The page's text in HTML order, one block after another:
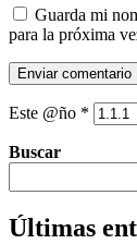
Guarda mi
para la próxima
Este @ño *
Buscar
Últimas